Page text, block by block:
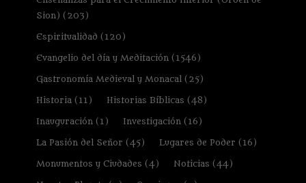
Sion) (203)
Espiritualidad (120)
Evangelio del día y Meditación(1546)
Gastronomía Medieval y Monacal(25)
Historia(11) Historias Bíblicas (48)
Inauguración(1) Investigación(16)
La Pasión del Señor (45) Lugares de Poder (16)
Monumentos y Ciudades (4) Noticias (44)